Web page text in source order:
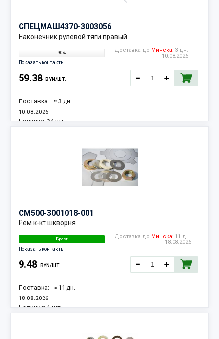
СПЕЦМАШ4370-3003056
Наконечник рулевой тяги правый
90%
Показать контакты
Доставка до Минска: 3 дн.
10.08.2026
59.38 BYN/ШТ.
Поставка: ≈ 3 дн.
10.08.2026
Наличие: 34 шт.
СМ500-3001018-001
Рем к-кт шкворня
Брест
Показать контакты
Доставка до Минска: 11 дн.
18.08.2026
9.48 BYN/ШТ.
Поставка: ≈ 11 дн.
18.08.2026
Наличие: 1 шт.